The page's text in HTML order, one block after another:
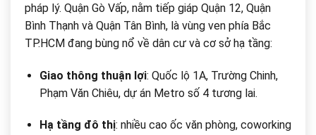
pháp lý. Quận Gò Vấp, nằm tiếp giáp Quận 12, Quận
Bình Thạnh và Quận Tân Bình, là vùng ven phía Bắc
TP.HCM đang bùng nổ về dân cư và cơ sở hạ tầng:
Giao thông thuận lợi: Quốc lộ 1A, Trường Chinh,
Phạm Văn Chiêu, dự án Metro số 4 tương lai.
Hạ tầng đô thị: nhiều cao ốc văn phòng, coworking